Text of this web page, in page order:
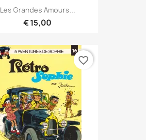
Les Grandes Amours...
€ 15,00
favorite_border